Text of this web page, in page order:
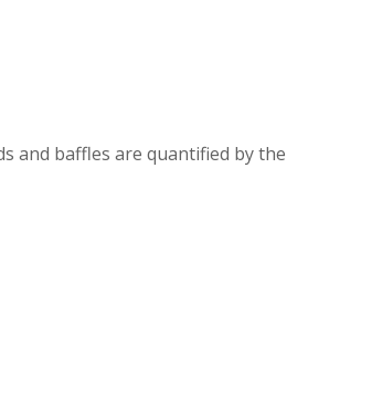
and baffles are quantified by the